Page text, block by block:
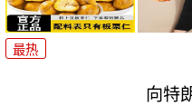
最热
向特